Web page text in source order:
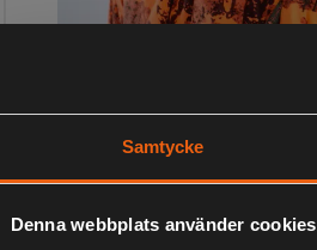
Samtycke
Denna webbplats använder cookies